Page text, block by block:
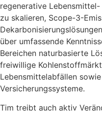
regenerative
zu skalieren, Scope-3-
über umfassende
Bereichen naturbasierte
freiwillige
Lebensmittelabfällen
Versicherungssysteme.
Tim treibt auch aktiv